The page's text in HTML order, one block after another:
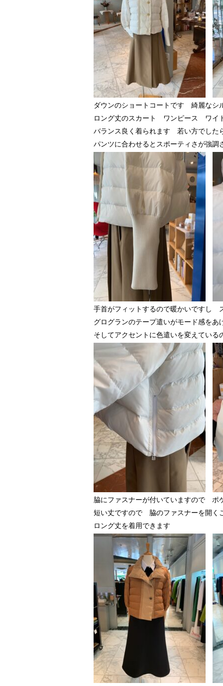
ダウンのショートコートです 綺麗なシ
ロング丈のスカート ワンピース ワイ
バランス良く着られます 若い方でした
パンツに合わせるとスポーティさが強調
手首がフィットするので暖かいですし
グログランのテープ遣いがモード感をあ
そしてアクセントに色遣いを変えている
脇にファスナーが付いていますので ポ
短い丈ですので 脇のファスナーを開く
ロング丈を着用できます